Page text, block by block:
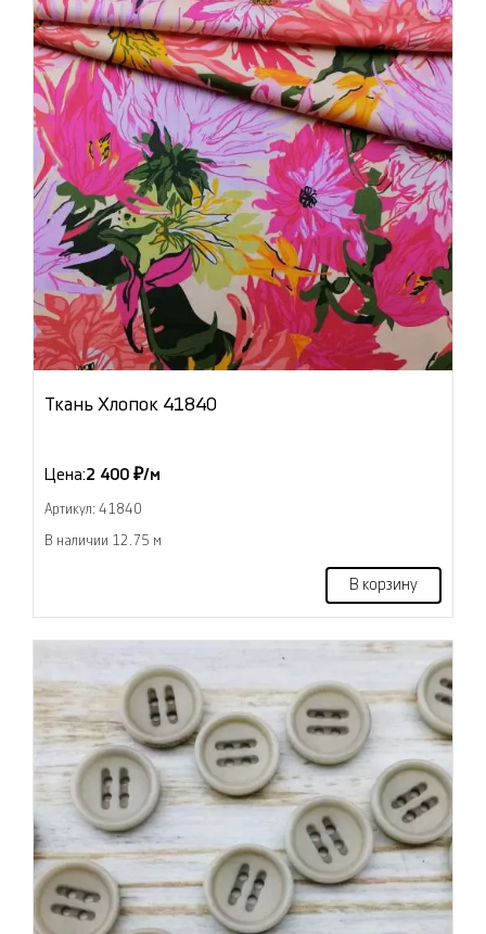
Ткань Хлопок 41840
Цена:2 400 ₽/м
Артикул: 41840
В наличии 12.75 м
В корзину